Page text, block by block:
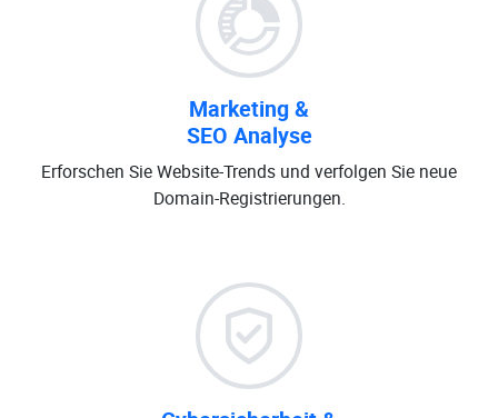
Marketing &
SEO Analyse
Erforschen Sie Website-Trends und verfolgen Sie neue
Domain-Registrierungen.